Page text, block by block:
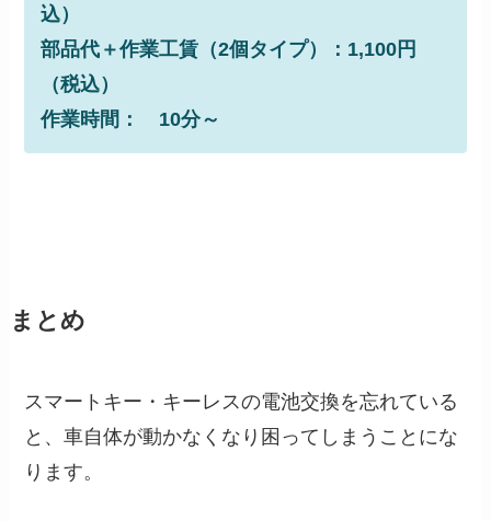
込）
部品代＋作業工賃（2個タイプ）：1,100円
（税込）
作業時間： 10分～
まとめ
スマートキー・キーレスの電池交換を忘れている
と、車自体が動かなくなり困ってしまうことにな
ります。